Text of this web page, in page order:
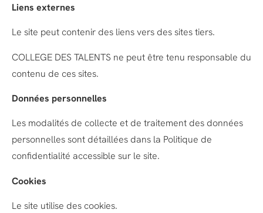
Liens externes
Le site peut contenir des liens vers des sites tiers.
COLLEGE DES TALENTS ne peut être tenu responsable du
contenu de ces sites.
Données personnelles
Les modalités de collecte et de traitement des données
personnelles sont détaillées dans la Politique de
confidentialité accessible sur le site.
Cookies
Le site utilise des cookies.